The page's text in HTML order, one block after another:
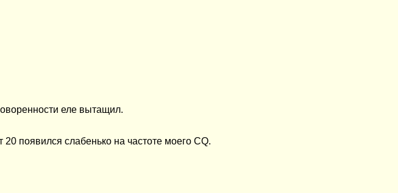
еле вытащил.
появился слабенько на частоте моего CQ.